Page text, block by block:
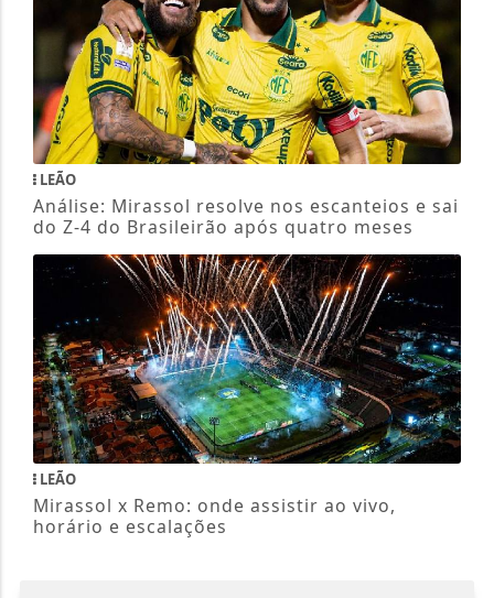
LEÃO
Análise: Mirassol resolve nos escanteios e sai
do Z-4 do Brasileirão após quatro meses
LEÃO
Mirassol x Remo: onde assistir ao vivo,
horário e escalações